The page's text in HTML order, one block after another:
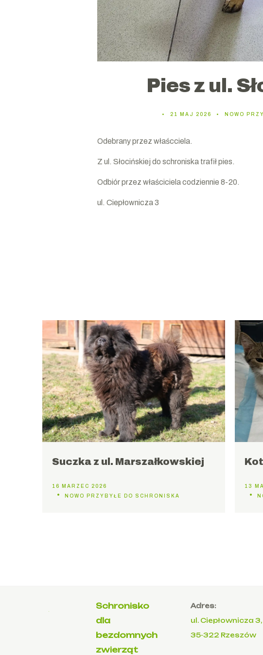
Pies z ul.
21 MAJ 2026 NOWO
Odebrany przez właścciela.
Z ul. Słocińskiej do schroniska trafił pies.
Odbiór przez właściciela codziennie 8-20.
ul. Ciepłownicza 3
Suczka z ul. Marszałkowskiej
16 MARZEC 2026
NOWO PRZYBYŁE DO SCHRONISKA
13
Schronisko
dla
bezdomnych
zwierząt
Adres:
ul. Ciepłownicza 3,
35-322 Rzeszów